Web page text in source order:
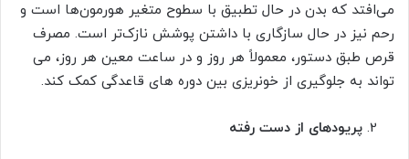
می‌افتد که بدن در حال تطبیق با سطوح متغیر هورمون‌ها است و
رحم نیز در حال سازگاری با داشتن پوشش نازک‌تر است. مصرف
قرص طبق دستور، معمولاً هر روز و در ساعت معین هر روز، می
تواند به جلوگیری از خونریزی بین دوره های قاعدگی کمک کند.
پریودهای از دست رفته